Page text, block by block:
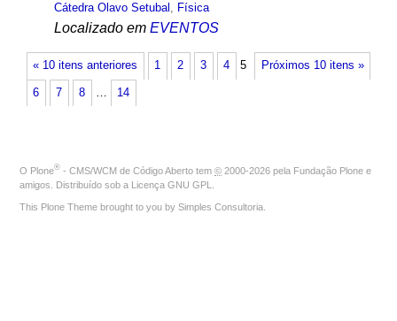
Cátedra Olavo Setubal , Física
Localizado em EVENTOS
« 10 itens anteriores Próximos 10 itens »
1 2 3 4 5
6 7 8 … 14
O Plone® - CMS/WCM de Código Aberto tem © 2000-2026 pela Fundação Plone e
amigos. Distribuído sob a Licença GNU GPL
This Plone Theme brought to you by Simples Consultoria